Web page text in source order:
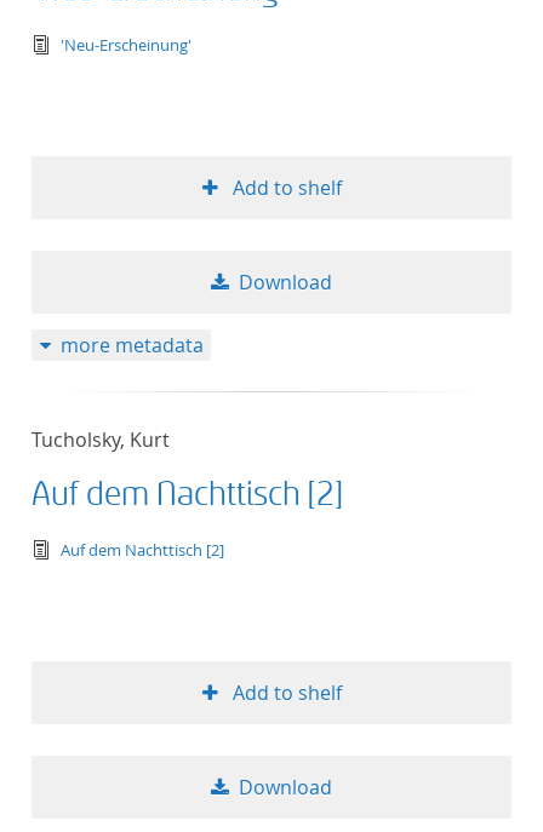
text/tg.edition+tg.aggregation+xml
'Neu-Erscheinung'
Add to shelf
Download
more metadata
Tucholsky, Kurt
Auf dem Nachttisch [2]
text/tg.edition+tg.aggregation+xml
Auf dem Nachttisch [2]
Add to shelf
Download